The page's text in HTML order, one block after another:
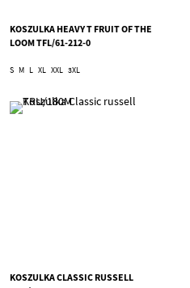
KOSZULKA HEAVY T FRUIT OF THE
LOOM TFL/61-212-0
S M L XL XXL 3XL
KOSZULKA CLASSIC RUSSELL